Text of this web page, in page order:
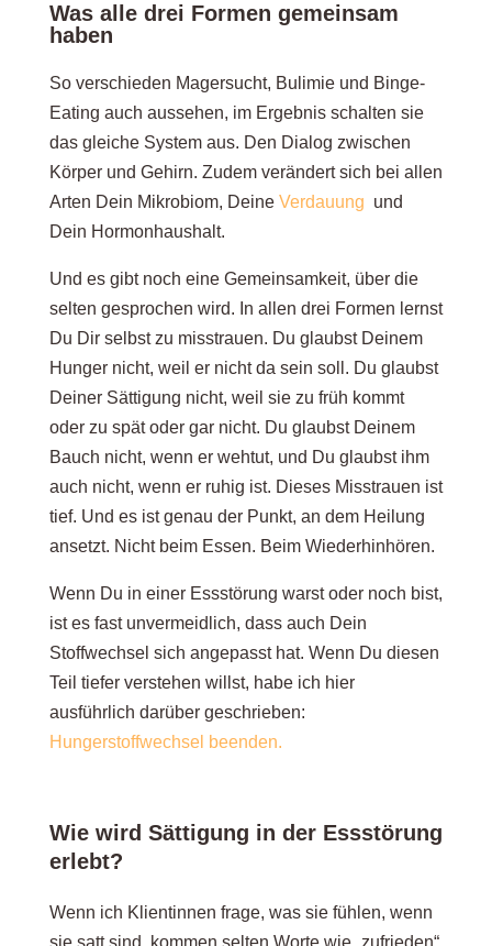
Was alle drei Formen gemeinsam
haben
So verschieden Magersucht, Bulimie und Binge-
Eating auch aussehen, im Ergebnis schalten sie
das gleiche System aus. Den Dialog zwischen
Körper und Gehirn. Zudem verändert sich bei allen
Arten Dein Mikrobiom, Deine Verdauung und
Dein Hormonhaushalt.
Und es gibt noch eine Gemeinsamkeit, über die
selten gesprochen wird. In allen drei Formen lernst
Du Dir selbst zu misstrauen. Du glaubst Deinem
Hunger nicht, weil er nicht da sein soll. Du glaubst
Deiner Sättigung nicht, weil sie zu früh kommt
oder zu spät oder gar nicht. Du glaubst Deinem
Bauch nicht, wenn er wehtut, und Du glaubst ihm
auch nicht, wenn er ruhig ist. Dieses Misstrauen ist
tief. Und es ist genau der Punkt, an dem Heilung
ansetzt. Nicht beim Essen. Beim Wiederhinhören.
Wenn Du in einer Essstörung warst oder noch bist,
ist es fast unvermeidlich, dass auch Dein
Stoffwechsel sich angepasst hat. Wenn Du diesen
Teil tiefer verstehen willst, habe ich hier
ausführlich darüber geschrieben:
Hungerstoffwechsel beenden.
Wie wird Sättigung in der Essstörung
erlebt?
Wenn ich Klientinnen frage, was sie fühlen, wenn
sie satt sind, kommen selten Worte wie „zufrieden“